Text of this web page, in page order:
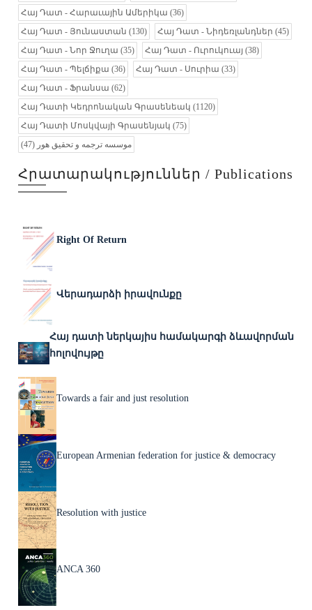
Հայ Դատ - Հարաւային Ամերիկա (36)
Հայ Դատ - Յունաստան (130) Հայ Դատ - Նիդեռլանդներ (45)
Հայ Դատ - Նոր Ջուղա (35) Հայ Դատ - Ուրուկուայ (38)
Հայ Դատ - Պելճիքա (36) Հայ Դատ - Սուրիա (33)
Հայ Դատ - Ֆրանսա (62)
Հայ Դատի Կեդրոնական Գրասենեակ (1120)
Հայ Դատի Մոսկվայի Գրասենյակ (75)
موسسه ترجمه و تحقیق هور (47)
Հրատարակություններ / Publications
Right Of Return
Վերադարձի իրավունքը
Հայ դատի ներկայիս համակարգի ձևավորման
հոլովույթը
Towards a fair and just resolution
European Armenian federation for justice & democracy
Resolution with justice
ANCA 360